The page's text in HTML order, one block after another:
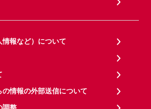
報など）について
情報の外部送信について